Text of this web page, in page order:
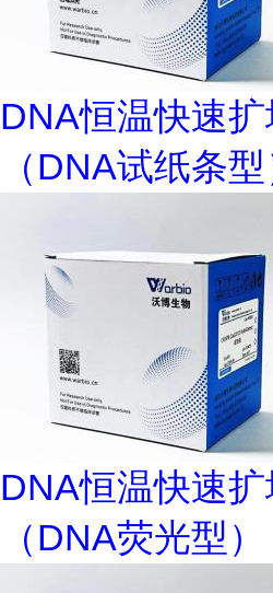
DNA恒温快速
（DNA试纸条型
DNA恒温快速
（DNA荧光型）